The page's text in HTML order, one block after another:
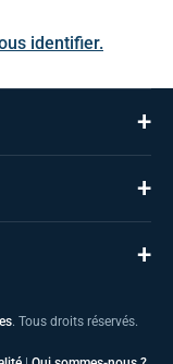
identifier.
+
+
+
. Tous droits réservés.